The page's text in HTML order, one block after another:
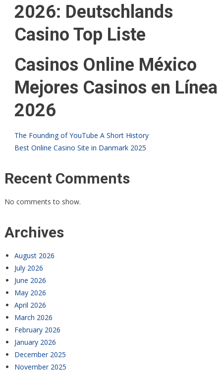
2026: Deutschlands
Casino Top Liste
Casinos Online México ️
Mejores Casinos en Línea
2026
The Founding of YouTube A Short History
Best Online Casino Site in Danmark 2025
Recent Comments
No comments to show.
Archives
August 2026
July 2026
June 2026
May 2026
April 2026
March 2026
February 2026
January 2026
December 2025
November 2025